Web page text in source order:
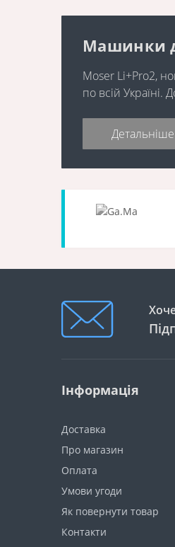
Машинки
Moser Li+Pro2,
по всій Україні.
Детальніше
Інформація
Доставка
Про магазин
Оплата
Умови угоди
Як повернути товар
Контакти